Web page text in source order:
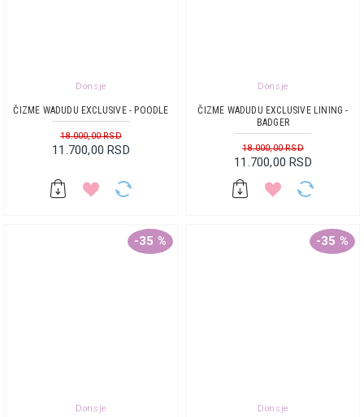
Donsje
ČIZME WADUDU EXCLUSIVE - POODLE
11.700,00 RSD
18.000,00 RSD
Donsje
ČIZME WADUDU EXCLUSIVE LINING -
BADGER
11.700,00 RSD
18.000,00 RSD
-35 %
Donsje
-35 %
Donsje